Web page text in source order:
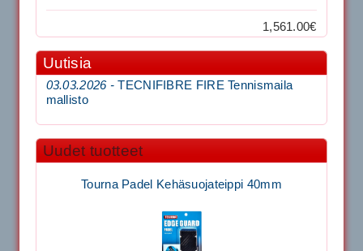
1,561.00€
Uutisia
03.03.2026 -TECNIFIBRE FIRE Tennismaila
mallisto
Uudet tuotteet
Tourna Padel Kehäsuojateippi 40mm